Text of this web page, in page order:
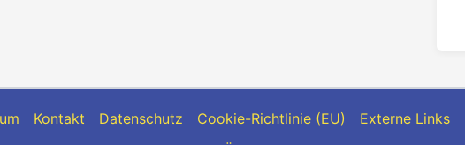
Kontakt Datenschutz Cookie-Richtlinie (EU)
Externe Links